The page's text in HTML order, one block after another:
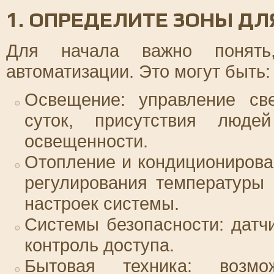
1. ОПРЕДЕЛИТЕ ЗОНЫ
Для начала важно
автоматизации. Это могут быть:
Освещение: управление
суток, присутствия
освещенности.
Отопление и
регулирования
настроек системы.
Системы безопасности:
контроль доступа.
Бытовая техника: